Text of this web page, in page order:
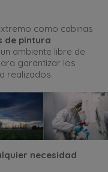
como cabinas
de pintura
ambiente libre de
garantizar los
realizados.
necesidad